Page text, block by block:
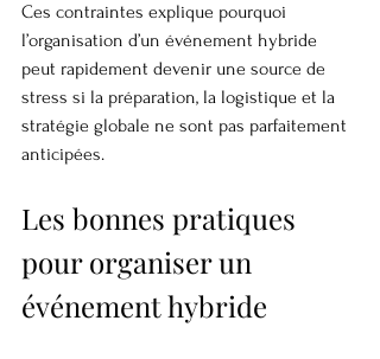
Ces contraintes explique pourquoi
l’organisation d’un événement hybride
peut rapidement devenir une source de
stress si la préparation, la logistique et la
stratégie globale ne sont pas parfaitement
anticipées.
Les bonnes pratiques
pour organiser un
événement hybride